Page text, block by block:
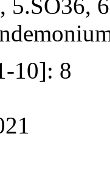
5.SO36,
10]: 8